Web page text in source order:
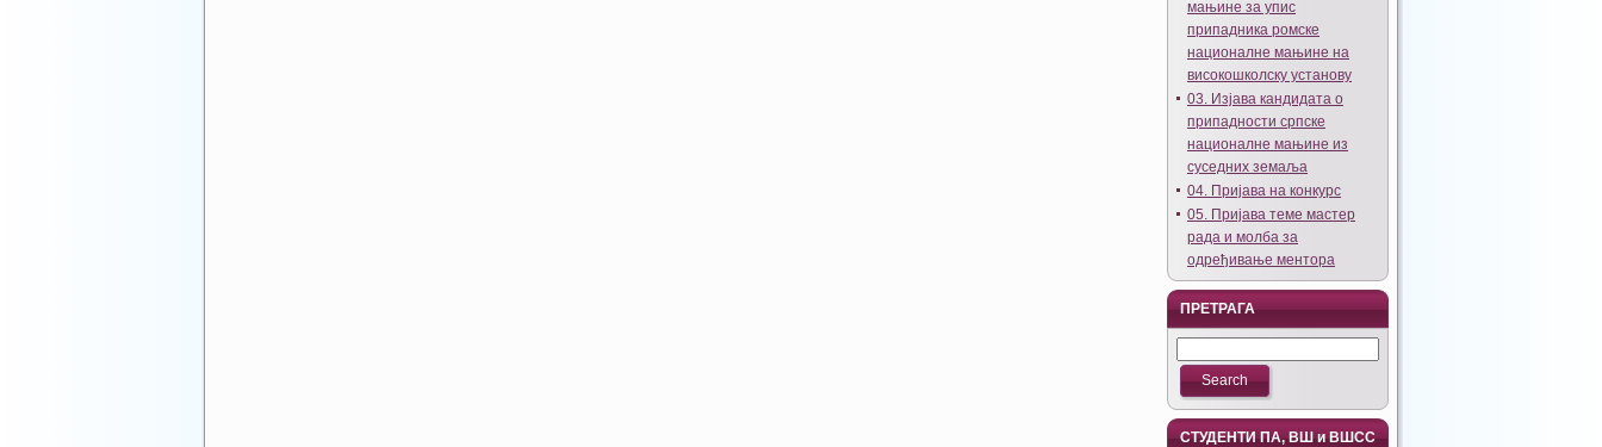
мањине за упис
припадника ромске
националне мањине на
високошколску установу
03. Изјава кандидата о
припадности српске
националне мањине из
суседних земаља
04. Пријава на конкурс
05. Пријава теме мастер
рада и молба за
одређивање ментора
ПРЕТРАГА
СТУДЕНТИ ПА, ВШ и ВШСС